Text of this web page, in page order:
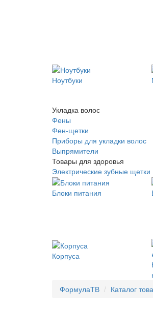
Ноутбуки
Укладка волос
Фены
Фен-щетки
Приборы для укладки волос
Выпрямители
Товары для здоровья
Электрические зубные щетки
Блоки питания
Корпуса
ФормулаТВ Каталог